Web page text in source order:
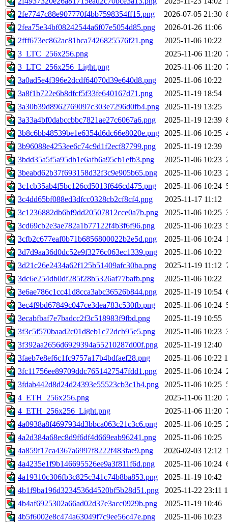
2fe7747c88e907770f4bb7598354ff15.png
2026-07-05 21:30
2fea75e34bf08242544a6f07e5054d85.png
2026-01-26 11:06
2fff673ec862ac81bca7426825576f21.png
2025-11-06 10:22
3_LTC_256x256.png
2025-11-06 11:20
3_LTC_256x256_Light.png
2025-11-06 11:20
3a0ad5e4f396e2dcdf64070d39e640d8.png
2025-11-06 10:22
3a8f1b722e6b8dfcf5f33fe640167d71.png
2025-11-19 18:54
3a30b39d8962769097c303e7296d0fb4.png 2025-11-19 13:25
3a33a4bf0dabccbbc7821ae27c6067a6.png
2025-11-19 12:39
3b8c6bb48539be1e6354d6dc66e8020e.png 2025-11-06 10:25
3b96088e4253ee6c74c9d1f2ecf87799.png
2025-11-19 12:39
3bdd35a5f5a95db1e6afb6a95cb1efb3.png
2025-11-06 10:23
3beabd62b37f693158d32f3c9e905b65.png
2025-11-06 10:23
3c1cb35ab4f5bc126cd5013f646cd475.png
2025-11-06 10:24
3c4dd65bf088ed3dfcc0328cb2cf8cf4.png
2025-11-17 11:12
3c1236882db6bf9dd20507812cce0a7b.png
2025-11-06 10:25
3cd69cb2e3ae782a1b77122f4b3f6f96.png
2025-11-06 10:23
3cfb2c677eaf0b71b6856800022b2e5d.png
2025-11-06 10:24
3d7d9aa36d0dc52e9f3276c063ec1339.png
2025-11-06 10:22
3d21c26e2434a62f125b51409afc30ba.png
2025-11-19 11:12
3dc6e254db0df285f28b5326af77bafb.png
2025-11-06 10:22
3e6ae786c1cc41d8cca3abc36526b844.png
2025-11-19 10:54
3ec4f9bd67849c047ce3dea783c530fb.png
2025-11-06 10:24
3ecabfbaf7e7badcc2f3c518983f9fbd.png
2025-11-19 10:55
3f3c5f570baad2c01d8eb1c72dcb95e5.png
2025-11-06 10:23
3f392aa2656d6929394a55210287d00f.png
2025-11-19 12:40
3faeb7e8ef6c1fc9757a17b4bdfaef28.png
2025-11-06 10:22
3fc11756ee89709ddc7651427547fdd1.png
2025-11-06 10:24
3fdab442d8d24d24393e55523cb3c1b4.png
2025-11-06 10:25
4_ETH_256x256.png
2025-11-06 11:20
4_ETH_256x256_Light.png
2025-11-06 11:20
4a0938a8f4697934d3bbca063c21c3c6.png
2025-11-06 10:25
4a2d384a68ec8d9f6df4d669eab96241.png
2025-11-06 10:25
4a859f17ca4367a6997f8222f483fae9.png
2026-02-03 12:12
4a4235e1f9b146695526ee9a3f811f6d.png
2025-11-06 10:24
4a19310c306fb3c825c341c74b8ba853.png
2025-11-19 10:42
4b1f9ba196d3234536d4520bf5b28d51.png
2025-11-22 23:11
4b4af6925302a66ad02d37e3acc0929b.png
2025-11-19 10:46
4b5f6002e8c474a63049f7c9ee56c47e.png
2025-11-06 10:23